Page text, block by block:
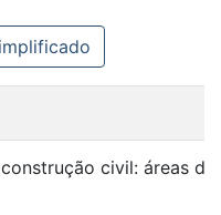
civil: áreas